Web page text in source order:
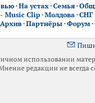
·На устах·Семья·
Music Clip ·Молдова·СНГ
Архив·Партнёры·Форум·
использовании
редакции не всегда